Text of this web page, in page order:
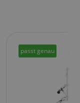
passt genau